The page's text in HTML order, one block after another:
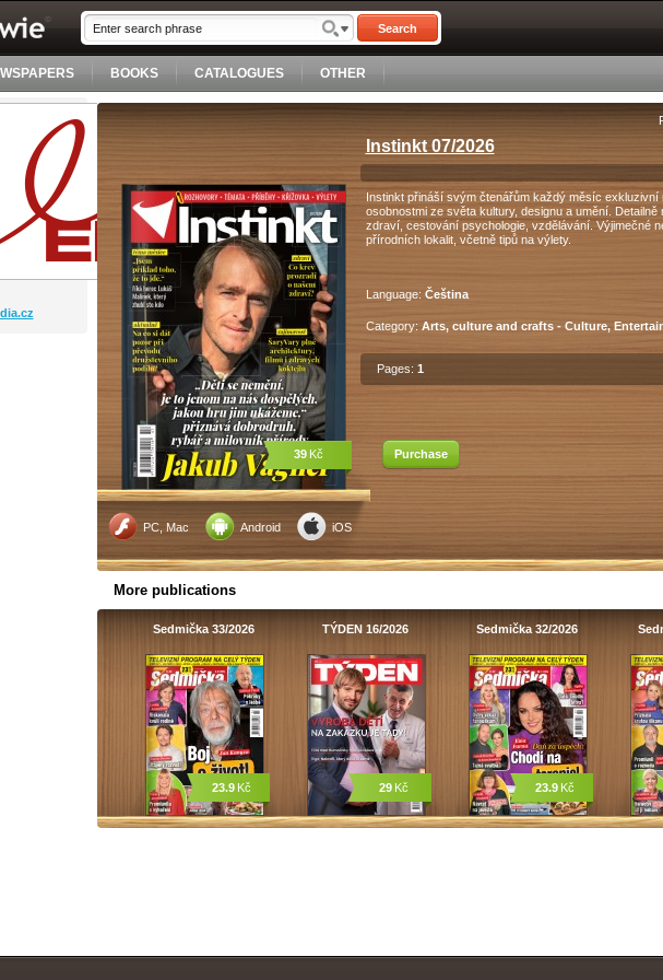
Search
BOOKS CATALOGUES OTHER
PC, Mac Android iOS
39Kč
Instinkt 07/2026
Instinkt přináší svým čtenářům každý měsíc
osobnostmi ze světa kultury, designu a umění.
zdraví, cestování psychologie, vzdělávání. Výjimečné
přírodních lokalit, včetně tipů na výlety.
Language: Čeština
Category: Arts, culture and crafts - Culture,
Pages: 1
Purchase
More publications
Sedmička 33/2026
23.9 Kč
TÝDEN 16/2026
29Kč
Sedmička 32/2026
23.9 Kč